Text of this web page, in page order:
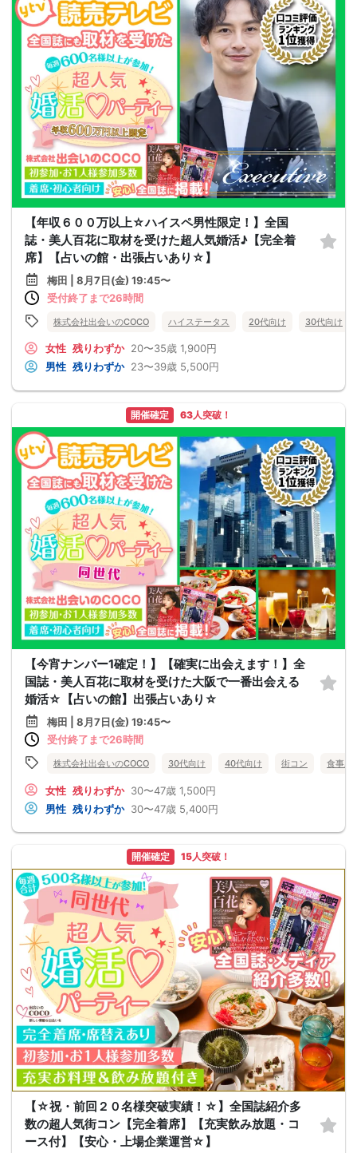
【年収６００万以上☆ハイスペ男性限定！】全国
誌・美人百花に取材を受けた超人気婚活♪【完全着
席】【占いの館・出張占いあり☆】
梅田 | 8月7日(金) 19:45〜
受付終了まで26時間
株式会社出会いのCOCO ハイステータス 20代向け 30代向け
女性 残りわずか 20〜35歳 1,900円
男性 残りわずか 23〜39歳 5,500円
開催確定 63人突破！
【今宵ナンバー1確定！】【確実に出会えます！】全
国誌・美人百花に取材を受けた大阪で一番出会える
婚活☆【占いの館】出張占いあり☆
梅田 | 8月7日(金) 19:45〜
受付終了まで26時間
株式会社出会いのCOCO 30代向け 40代向け 街コン 食事あ
女性 残りわずか 30〜47歳 1,500円
男性 残りわずか 30〜47歳 5,400円
開催確定 15人突破！
【☆祝・前回２０名様突破実績！☆】全国誌紹介多
数の超人気街コン【完全着席】【充実飲み放題・コ
ース付】【安心・上場企業運営☆】